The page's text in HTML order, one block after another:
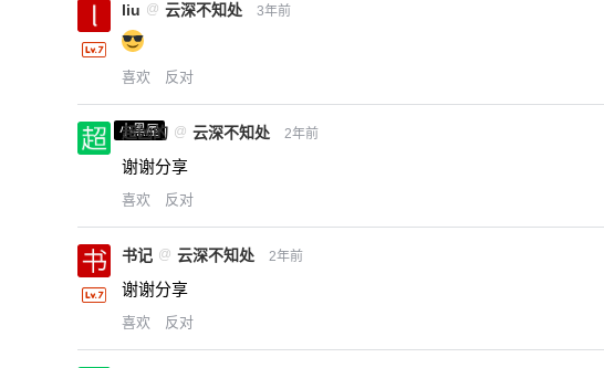
liu @ 云深不知处 3年前
喜欢 反对
小黑屋
超凶的 @ 云深不知处 2年前
谢谢分享
喜欢 反对
书记 @ 云深不知处 2年前
谢谢分享
喜欢 反对